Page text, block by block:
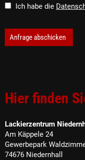
Ich habe die
Anfrage abschicken
Hier finden
Lackierzentrum
Am Käppele 24
Gewerbepark
74676 Niedernhall